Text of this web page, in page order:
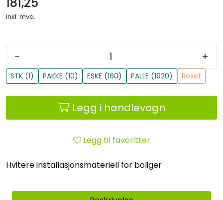
inkl. mva.
- +
STK (1) PAKKE (10) ESKE (160) PALLE (1920) Reset
Legg i handlevogn
Legg til favoritter
Hvitere installasjonsmateriell for boliger